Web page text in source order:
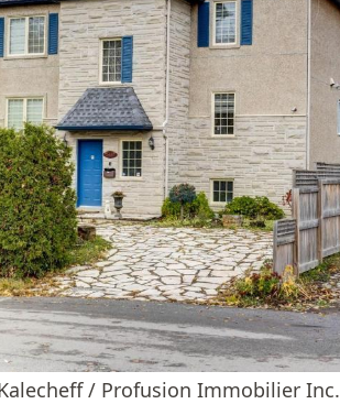
/ Profusion Immobilier Inc.